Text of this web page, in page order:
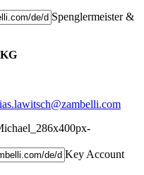
Spenglermeister &
Key Account